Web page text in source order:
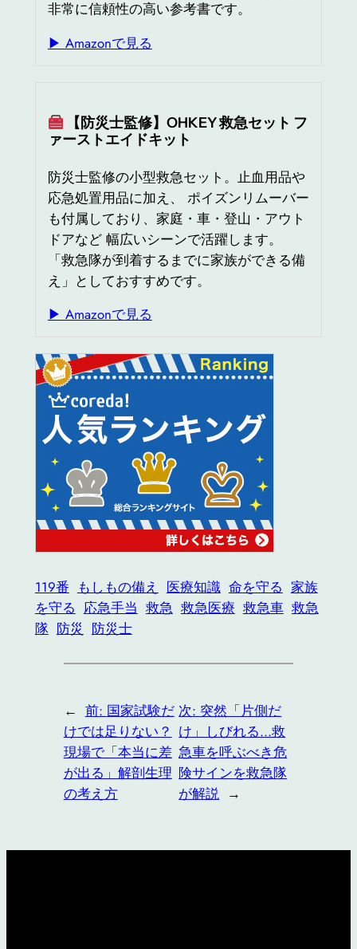
非常に信頼性の高い参考書です。
▶ Amazonで見る
【防災士監修】OHKEY 救急セット フ
ァーストエイドキット
防災士監修の小型救急セット。止血用品や
応急処置用品に加え、 ポイズンリムーバー
も付属しており、家庭・車・登山・アウト
ドアなど 幅広いシーンで活躍します。
「救急隊が到着するまでに家族ができる備
え」としておすすめです。
▶ Amazonで見る
119番 もしもの備え 医療知識 命を守る 家族
を守る 応急手当 救急 救急医療 救急車 救急
隊 防災 防災士
← 前: 国家試験だ
けでは足りない？
現場で「本当に差
が出る」解剖生理
の考え方
次: 突然「片側だ
け」しびれる…救
急車を呼ぶべき危
険サインを救急隊
が解説 →